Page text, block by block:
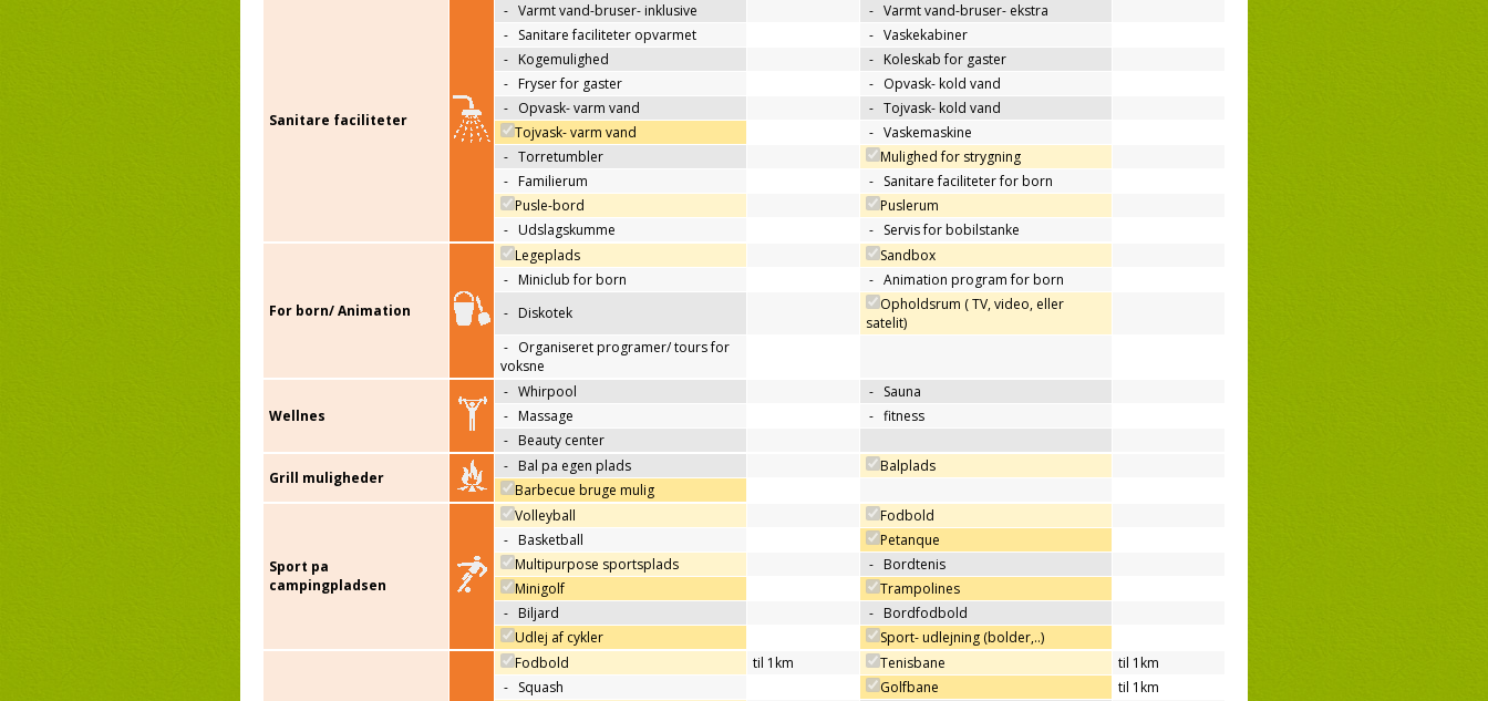
Sanitare faciliteter
- Varmt vand-bruser- inklusive - Varmt vand-bruser- ekstra
- Sanitare faciliteter opvarmet - Vaskekabiner
- Kogemulighed - Koleskab for gaster
- Fryser for gaster - Opvask- kold vand
- Opvask- varm vand - Tojvask- kold vand
Tojvask- varm vand
- Vaskemaskine
- Torretumbler
Mulighed for strygning
- Familierum - Sanitare faciliteter for born
Pusle-bord
Puslerum
- Udslagskumme - Servis for bobilstanke
For born/ Animation
Legeplads
Sandbox
- Miniclub for born - Animation program for born
- Diskotek
Opholdsrum ( TV, video, eller
satelit)
- Organiseret programer/ tours for
voksne
Wellnes
- Whirpool - Sauna
- Massage - fitness
- Beauty center
Grill muligheder
- Bal pa egen plads
Balplads
Barbecue bruge mulig
Sport pa
campingpladsen
Volleyball
Fodbold
- Basketball
Petanque
Multipurpose sportsplads
- Bordtenis
Minigolf
Trampolines
- Biljard - Bordfodbold
Udlej af cykler
Sport- udlejning (bolder,..)
Fodbold
til 1km Tenisbane
til 1km
- Squash Golfbane til 1km